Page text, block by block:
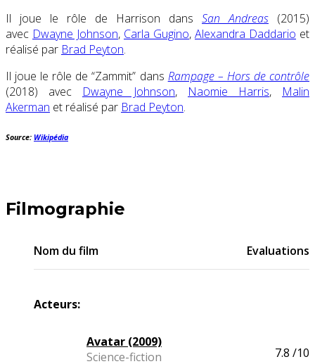
Il joue le rôle de Harrison dans San Andreas (2015)
avec Dwayne Johnson, Carla Gugino, Alexandra Daddario et
réalisé par Brad Peyton.
Il joue le rôle de “Zammit” dans Rampage – Hors de contrôle
(2018) avec Dwayne Johnson, Naomie Harris, Malin
Akerman et réalisé par Brad Peyton.
Source: Wikipédia
Filmographie
Nom du film Evaluations
Acteurs:
Avatar (2009)
Science-fiction
7.8 /10